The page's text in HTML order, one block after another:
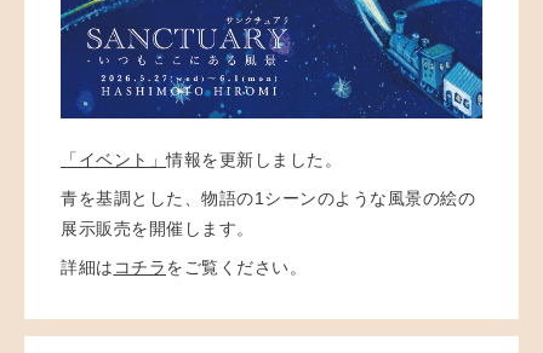
「イベント」情報を更新しました。
青を基調とした、物語の1シーンのような風景の絵の
展示販売を開催します。
詳細は コチラをご覧ください。